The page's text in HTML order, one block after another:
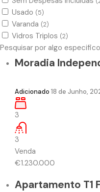
Usado (5)
Varanda (2)
Vidros Triplos (2)
Pesquisar por algo especifico
Moradia
Adicionado 18 de Junho,
3
3
Venda
€1.230.000
Apartamento T1